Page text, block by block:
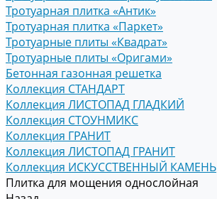
Тротуарная плитка «Антик»
Тротуарная плитка «Паркет»
Тротуарные плиты «Квадрат»
Тротуарные плиты «Оригами»
Бетонная газонная решетка
Коллекция СТАНДАРТ
Коллекция ЛИСТОПАД ГЛАДКИЙ
Коллекция СТОУНМИКС
Коллекция ГРАНИТ
Коллекция ЛИСТОПАД ГРАНИТ
Коллекция ИСКУССТВЕННЫЙ КАМЕНЬ
Плитка для мощения однослойная